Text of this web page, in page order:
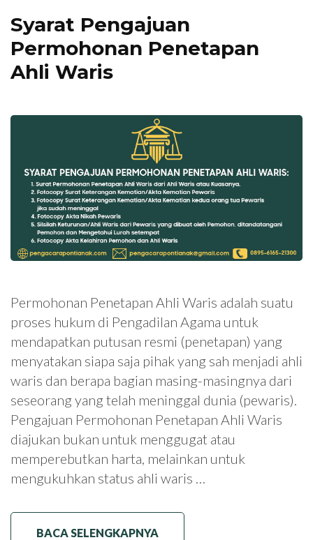
Syarat Pengajuan
Permohonan Penetapan
Ahli Waris
Permohonan Penetapan Ahli Waris adalah suatu
proses hukum di Pengadilan Agama untuk
mendapatkan putusan resmi (penetapan) yang
menyatakan siapa saja pihak yang sah menjadi ahli
waris dan berapa bagian masing-masingnya dari
seseorang yang telah meninggal dunia (pewaris).
Pengajuan Permohonan Penetapan Ahli Waris
diajukan bukan untuk menggugat atau
memperebutkan harta, melainkan untuk
mengukuhkan status ahli waris …
BACA SELENGKAPNYA